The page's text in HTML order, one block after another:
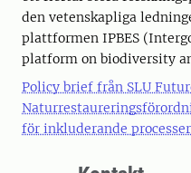
den vetenskapliga
plattformen IPBES
platform on biodiversity
Policy brief från SLU
för inkluderande processer